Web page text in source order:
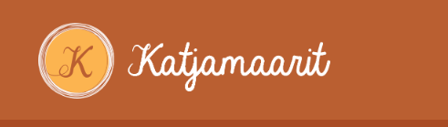
Siirry
navigointiin
Siirry
sisältöön